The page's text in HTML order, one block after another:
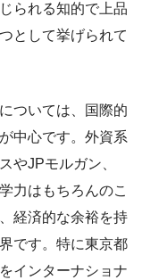
られる知的で上品
として挙げられて
ついては、国際的
中心です。外資系
やJPモルガン、
力はもちろんのこ
経済的な余裕を持
です。特に東京都
インターナショナ